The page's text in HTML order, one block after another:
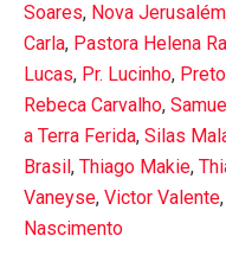
Soares, Nova Jerusalém
Carla, Pastora Helena
Lucas, Pr. Lucinho,
Rebeca Carvalho,
a Terra Ferida, Silas
Brasil , Thiago Makie,
Vaneyse, Victor Valente,
Nascimento